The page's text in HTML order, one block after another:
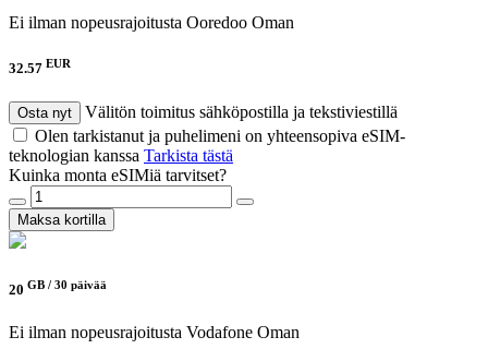
Ei ilman nopeusrajoitusta Ooredoo Oman
32.57 EUR
Osta nyt
Välitön toimitus sähköpostilla ja tekstiviestillä
Olen tarkistanut ja puhelimeni on yhteensopiva eSIM-
teknologian kanssa Tarkista tästä
Kuinka monta eSIMiä tarvitset?
Maksa kortilla
20 GB / 30 päivää
Ei ilman nopeusrajoitusta Vodafone Oman